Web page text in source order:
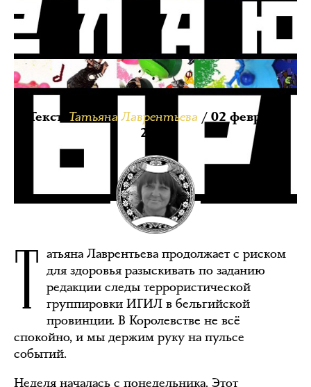
Текст: Татьяна Лаврентьева / 02 февраля
2016
Т атьяна Лаврентьева продолжает с риском
для здоровья разыскивать по заданию
редакции следы террористической
группировки ИГИЛ в бельгийской
провинции. В Королевстве не всё
спокойно, и мы держим руку на пульсе
событий.
Неделя началась с понедельника. Этот